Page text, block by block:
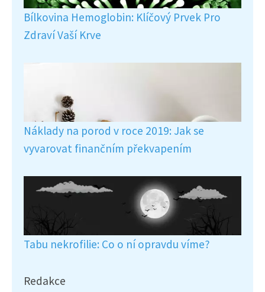
Bílkovina Hemoglobin: Klíčový Prvek Pro
Zdraví Vaší Krve
Náklady na porod v roce 2019: Jak se
vyvarovat finančním překvapením
Tabu nekrofilie: Co o ní opravdu víme?
Redakce